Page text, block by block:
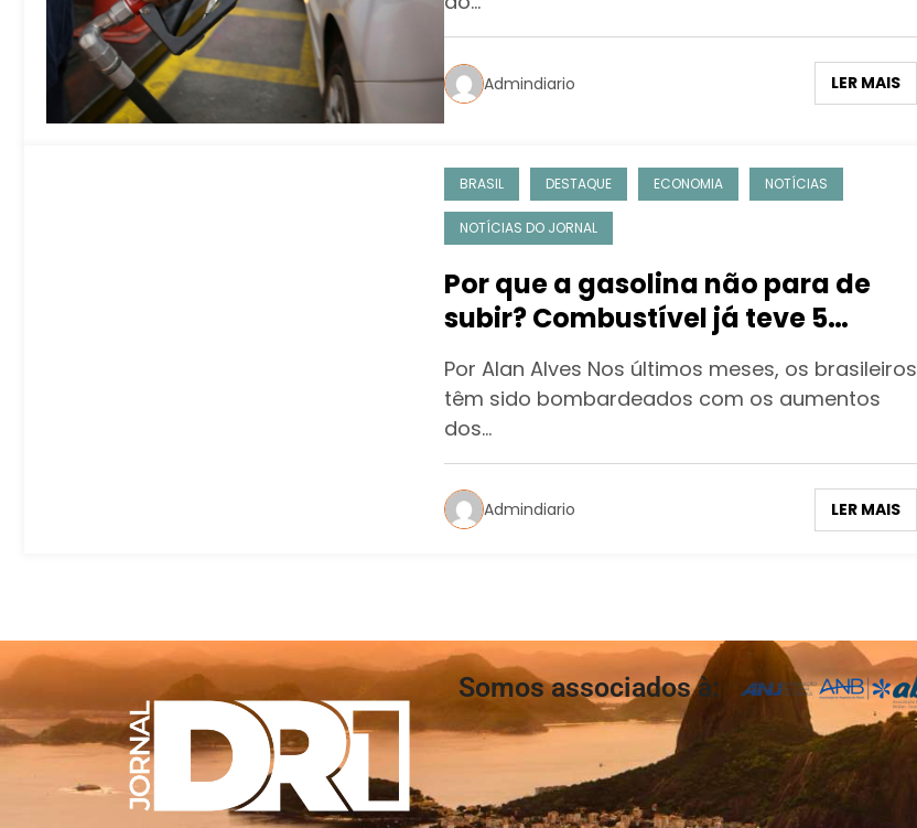
Admindiario LER MAIS
BRASIL DESTAQUE ECONOMIA NOTÍCIAS
NOTÍCIAS DO JORNAL
Por que a gasolina não para de
subir? Combustível já teve 5
reajustes no ano e está 41% mais
caro
Por Alan Alves Nos últimos meses, os brasileiros
têm sido bombardeados com os aumentos
dos…
Admindiario LER MAIS
Somos associados à: